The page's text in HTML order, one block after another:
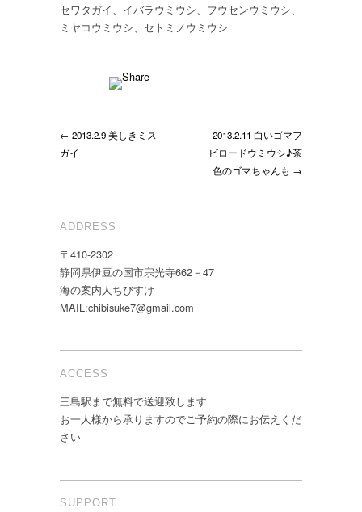
セワタガイ、イバラウミウシ、フウセンウミウシ、
ミヤコウミウシ、セトミノウミウシ
← 2013.2.9 美しきミス
ガイ
2013.2.11 白いゴマフ
ビロードウミウシ♪茶
色のゴマちゃんも →
ADDRESS
〒410-2302
静岡県伊豆の国市宗光寺662－47
海の案内人ちびすけ
MAIL:chibisuke7@gmail.com
ACCESS
三島駅まで無料で送迎致します
お一人様から承りますのでご予約の際にお伝えくだ
さい
SUPPORT